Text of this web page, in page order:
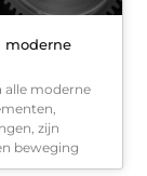
moderne
alle moderne
zijn
beweging